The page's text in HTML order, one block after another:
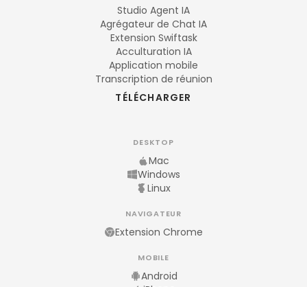
Studio Agent IA
Agrégateur de Chat IA
Extension Swiftask
Acculturation IA
Application mobile
Transcription de réunion
TÉLÉCHARGER
DESKTOP
Mac
Windows
Linux
NAVIGATEUR
Extension Chrome
MOBILE
Android